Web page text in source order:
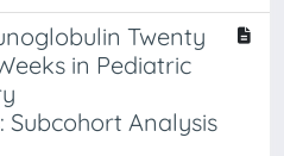
Twenty
in Pediatric
Subcohort Analysis